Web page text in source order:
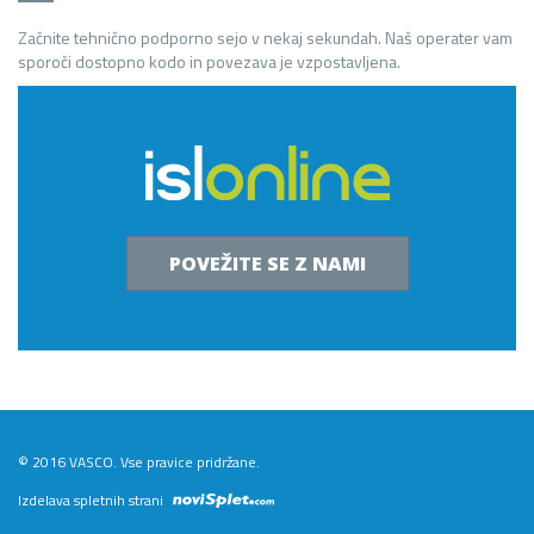
Začnite tehnično podporno sejo v nekaj sekundah. Naš operater vam
sporoči dostopno kodo in povezava je vzpostavljena.
POVEŽITE SE Z NAMI
© 2016 VASCO. Vse pravice pridržane.
Izdelava spletnih strani